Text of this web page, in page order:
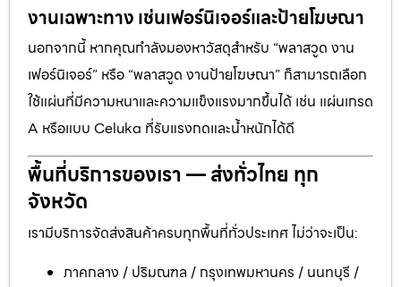
งานเฉพาะทาง เช่นเฟอร์นิเจอร์และป้ายโฆษณา
นอกจากนี้ หากคุณกำลังมองหาวัสดุสำหรับ “พลาสวูด งาน
เฟอร์นิเจอร์” หรือ “พลาสวูด งานป้ายโฆษณา” ก็สามารถเลือก
ใช้แผ่นที่มีความหนาและความแข็งแรงมากขึ้นได้ เช่น แผ่นเกรด
A หรือแบบ Celuka ที่รับแรงกดและน้ำหนักได้ดี
พื้นที่บริการของเรา — ส่งทั่วไทย ทุก
จังหวัด
เรามีบริการจัดส่งสินค้าครบทุกพื้นที่ทั่วประเทศ ไม่ว่าจะเป็น:
ภาคกลาง / ปริมณฑล / กรุงเทพมหานคร / นนทบุรี /